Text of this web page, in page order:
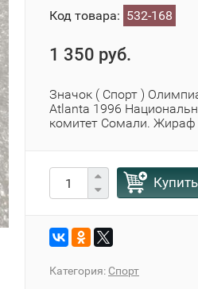
Код товара: 532-168
1 350 руб.
Значок ( Спорт )
Atlanta 1996
комитет Сомали. Жираф
Купить
Категория: Спорт